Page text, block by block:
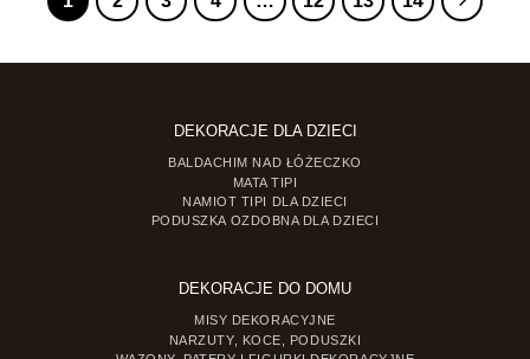
DEKORACJE DLA DZIECI
BALDACHIM NAD ŁÓŻECZKO
MATA TIPI
NAMIOT TIPI DLA DZIECI
PODUSZKA OZDOBNA DLA DZIECI
DEKORACJE DO DOMU
MISY DEKORACYJNE
NARZUTY, KOCE, PODUSZKI